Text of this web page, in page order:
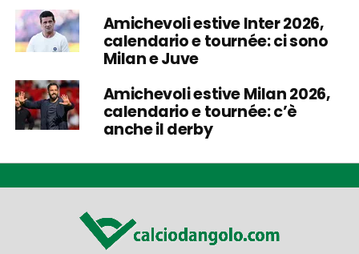
Amichevoli estive Inter 2026,
calendario e tournée: ci sono
Milan e Juve
Amichevoli estive Milan 2026,
calendario e tournée: c’è
anche il derby